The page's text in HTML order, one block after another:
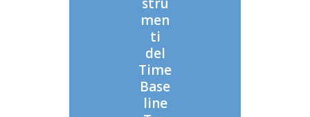
men
ti
del
Time
Base
line